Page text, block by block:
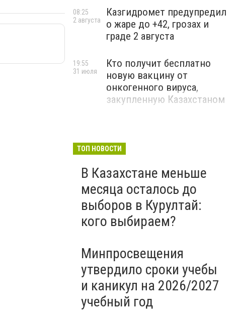
Казгидромет предупредил
о жаре до +42, грозах и
граде 2 августа
08:25
2 августа
Кто получит бесплатно
новую вакцину от
онкогенного вируса,
закупленную Казахстаном
19:55
31 июля
ТОП НОВОСТИ
В Казахстане меньше
месяца осталось до
выборов в Курултай:
кого выбираем?
Минпросвещения
утвердило сроки учебы
и каникул на 2026/2027
учебный год